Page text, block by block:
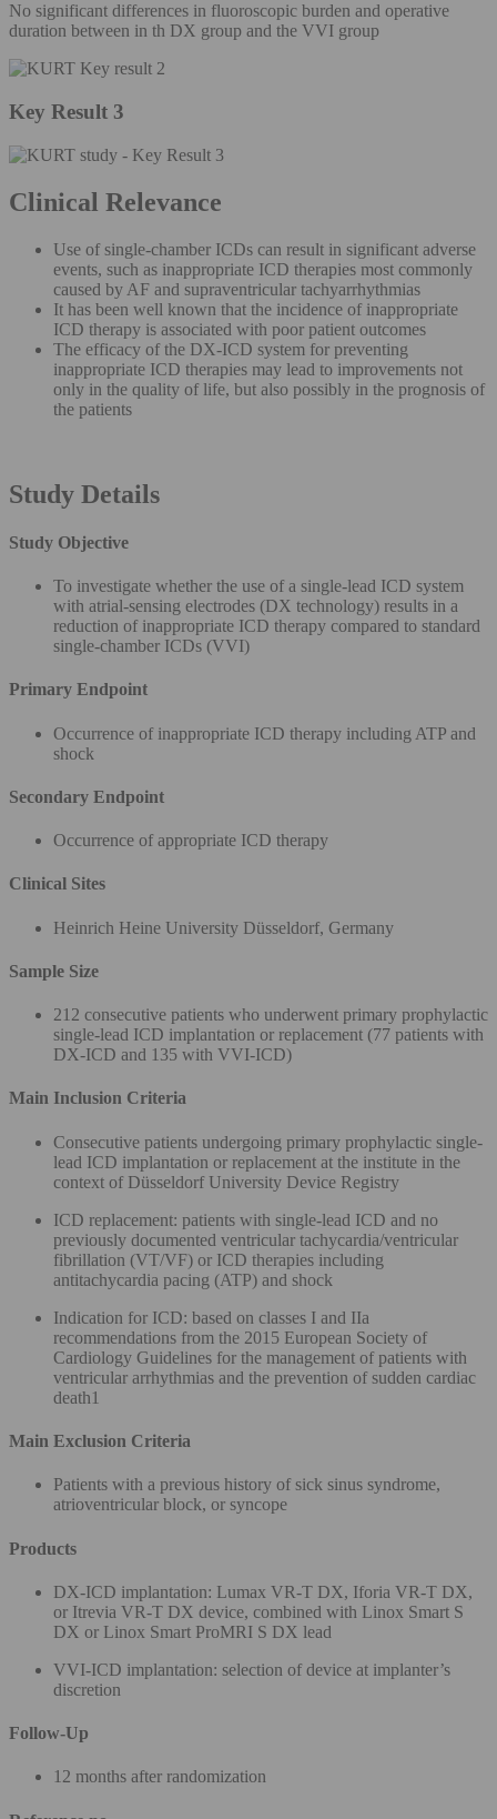
No significant differences in fluoroscopic burden and operative
duration between in th DX group and the VVI group
Key Result 3
Clinical Relevance
Use of single-chamber ICDs can result in significant adverse
events, such as inappropriate ICD therapies most commonly
caused by AF and supraventricular tachyarrhythmias
It has been well known that the incidence of inappropriate
ICD therapy is associated with poor patient outcomes
The efficacy of the DX-ICD system for preventing
inappropriate ICD therapies may lead to improvements not
only in the quality of life, but also possibly in the prognosis of
the patients
Study Details
Study Objective
To investigate whether the use of a single-lead ICD system
with atrial-sensing electrodes (DX technology) results in a
reduction of inappropriate ICD therapy compared to standard
single-chamber ICDs (VVI)
Primary Endpoint
Occurrence of inappropriate ICD therapy including ATP and
shock
Secondary Endpoint
Occurrence of appropriate ICD therapy
Clinical Sites
Heinrich Heine University Düsseldorf, Germany
Sample Size
212 consecutive patients who underwent primary prophylactic
single-lead ICD implantation or replacement (77 patients with
DX-ICD and 135 with VVI-ICD)
Main Inclusion Criteria
Consecutive patients undergoing primary prophylactic single-
lead ICD implantation or replacement at the institute in the
context of Düsseldorf University Device Registry
ICD replacement: patients with single-lead ICD and no
previously documented ventricular tachycardia/ventricular
fibrillation (VT/VF) or ICD therapies including
antitachycardia pacing (ATP) and shock
Indication for ICD: based on classes I and IIa
recommendations from the 2015 European Society of
Cardiology Guidelines for the management of patients with
ventricular arrhythmias and the prevention of sudden cardiac
death1
Main Exclusion Criteria
Patients with a previous history of sick sinus syndrome,
atrioventricular block, or syncope
Products
DX-ICD implantation: Lumax VR-T DX, Iforia VR-T DX,
or Itrevia VR-T DX device, combined with Linox Smart S
DX or Linox Smart ProMRI S DX lead
VVI-ICD implantation: selection of device at implanter’s
discretion
Follow-Up
12 months after randomization